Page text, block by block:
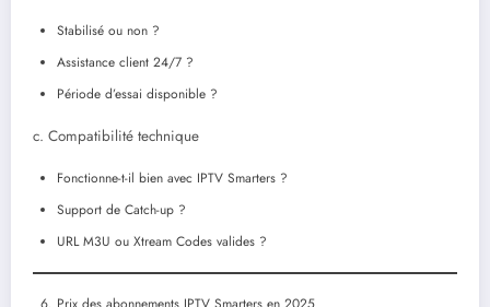
Stabilisé ou non ?
Assistance client 24/7 ?
Période d’essai disponible ?
c. Compatibilité technique
Fonctionne-t-il bien avec IPTV Smarters ?
Support de Catch-up ?
URL M3U ou Xtream Codes valides ?